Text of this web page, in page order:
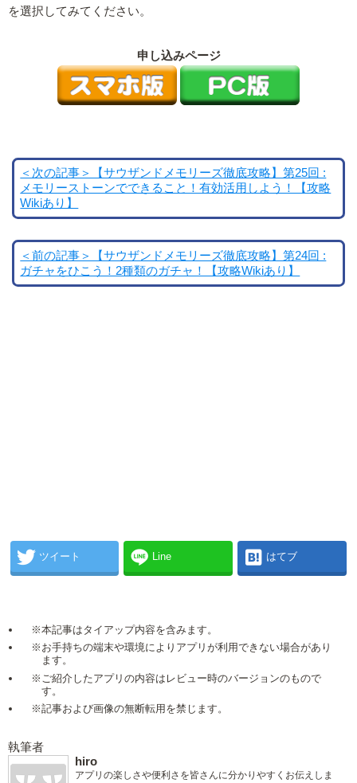
を選択してみてください。
申し込みページ
＜次の記事＞【サウザンドメモリーズ徹底攻略】第25回 :
メモリーストーンでできること！有効活用しよう！【攻略
Wikiあり】
＜前の記事＞【サウザンドメモリーズ徹底攻略】第24回 :
ガチャをひこう！2種類のガチャ！【攻略Wikiあり】
ツイート Line はてブ
※本記事はタイアップ内容を含みます。
※お手持ちの端末や環境によりアプリが利用できない場合があり
ます。
※ご紹介したアプリの内容はレビュー時のバージョンのもので
す。
※記事および画像の無断転用を禁じます。
執筆者
hiro
アプリの楽しさや便利さを皆さんに分かりやすくお伝えしま